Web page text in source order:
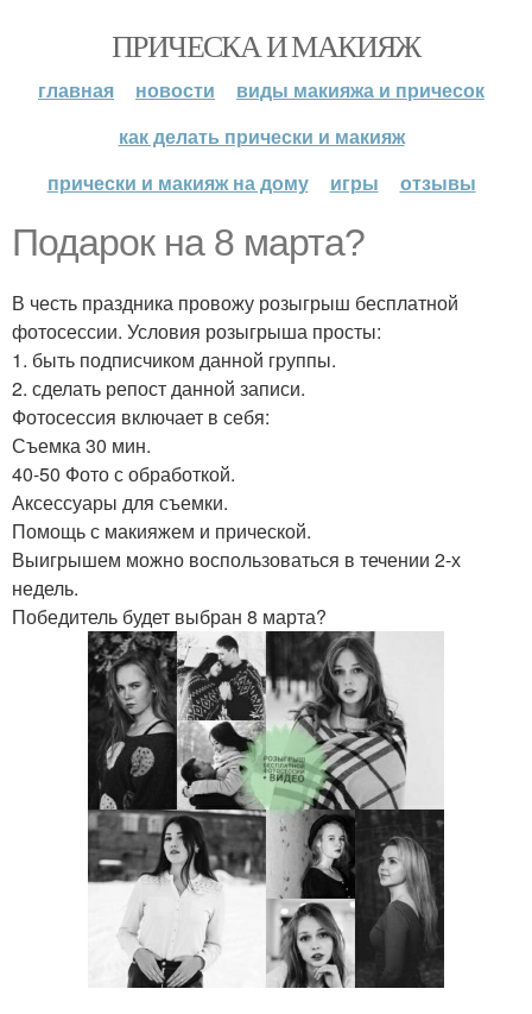
ПРИЧЕСКА И МАКИЯЖ
главная новости
виды макияжа и причесок
как делать прически и макияж
прически и макияж на дому
игры отзывы
Подарок на 8 марта?
В честь праздника провожу розыгрыш бесплатной
фотосессии. Условия розыгрыша просты:
1. быть подписчиком данной группы.
2. сделать репост данной записи.
Фотосессия включает в себя:
Съемка 30 мин.
40-50 Фото с обработкой.
Аксессуары для съемки.
Помощь с макияжем и прической.
Выигрышем можно воспользоваться в течении 2-х
недель.
Победитель будет выбран 8 марта?